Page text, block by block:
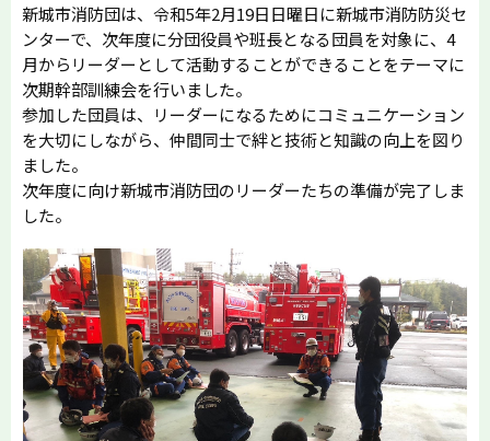
新城市消防団は、令和5年2月19日日曜日に新城市消防防災セ
ンターで、次年度に分団役員や班長となる団員を対象に、4
月からリーダーとして活動することができることをテーマに
次期幹部訓練会を行いました。
参加した団員は、リーダーになるためにコミュニケーション
を大切にしながら、仲間同士で絆と技術と知識の向上を図り
ました。
次年度に向け新城市消防団のリーダーたちの準備が完了しま
した。